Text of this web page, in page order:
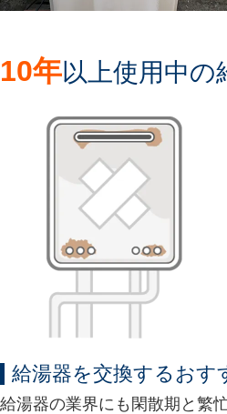
10年以上使用中
給湯器を交換するおす
給湯器の業界にも閑散期と繁